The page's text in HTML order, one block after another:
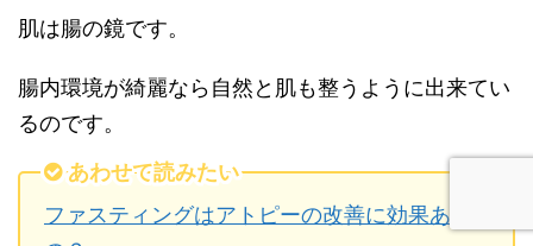
肌は腸の鏡です。
腸内環境が綺麗なら自然と肌も整うように出来てい
るのです。
あわせて読みたい
ファスティングはアトピーの改善に効果ある